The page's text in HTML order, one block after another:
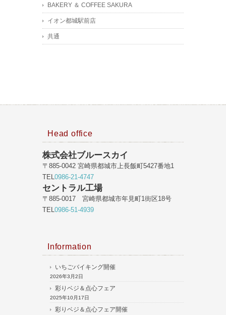
BAKERY ＆ COFFEE SAKURA
イオン都城駅前店
共通
Head office
株式会社ブルースカイ
〒885-0042 宮崎県都城市上長飯町5427番地1
TEL0986-21-4747
セントラル工場
〒885-0017 宮崎県都城市年見町1街区18号
TEL0986-51-4939
Information
いちごバイキング開催
2026年3月2日
彩りベジ＆点心フェア
2025年10月17日
彩りベジ＆点心フェア開催